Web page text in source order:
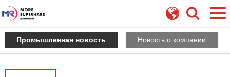
Промышленная новость Новость о компании